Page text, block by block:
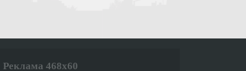
Реклама 468x60